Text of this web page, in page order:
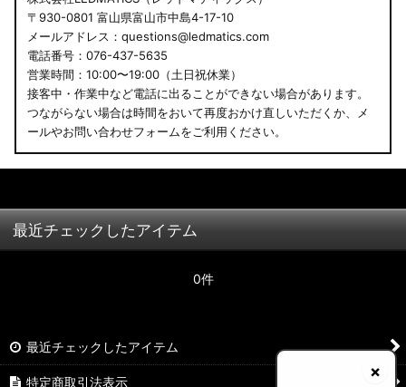
〒930-0801 富山県富山市中島4-17-10
メールアドレス：questions@ledmatics.com
電話番号：076-437-5635
営業時間：10:00〜19:00（土日祝休業）
接客中・作業中など電話に出ることができない場合があります。
つながらない場合は時間をおいて再度おかけ直しいただくか、メ
ールやお問い合わせフォームをご利用ください。
×
最近チェックしたアイテム
0件
最近チェックしたアイテム
特定商取引法表示